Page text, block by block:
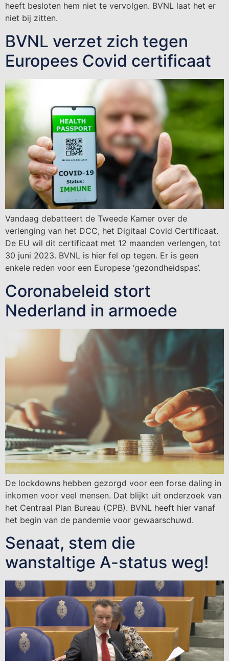
heeft besloten hem niet te vervolgen. BVNL laat het er
niet bij zitten.
BVNL verzet zich tegen
Europees Covid certificaat
Vandaag debatteert de Tweede Kamer over de
verlenging van het DCC, het Digitaal Covid Certificaat.
De EU wil dit certificaat met 12 maanden verlengen, tot
30 juni 2023. BVNL is hier fel op tegen. Er is geen
enkele reden voor een Europese ‘gezondheidspas’.
Coronabeleid stort
Nederland in armoede
De lockdowns hebben gezorgd voor een forse daling in
inkomen voor veel mensen. Dat blijkt uit onderzoek van
het Centraal Plan Bureau (CPB). BVNL heeft hier vanaf
het begin van de pandemie voor gewaarschuwd.
Senaat, stem die
wanstaltige A-status weg!